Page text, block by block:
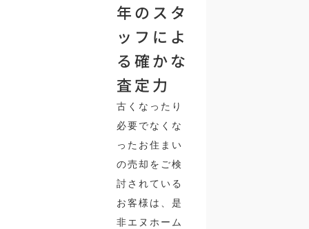
年のスタ
ッフによ
る確かな
査定力
古くなったり
必要でなくな
ったお住まい
の売却をご検
討されている
お客様は、是
非エヌホーム